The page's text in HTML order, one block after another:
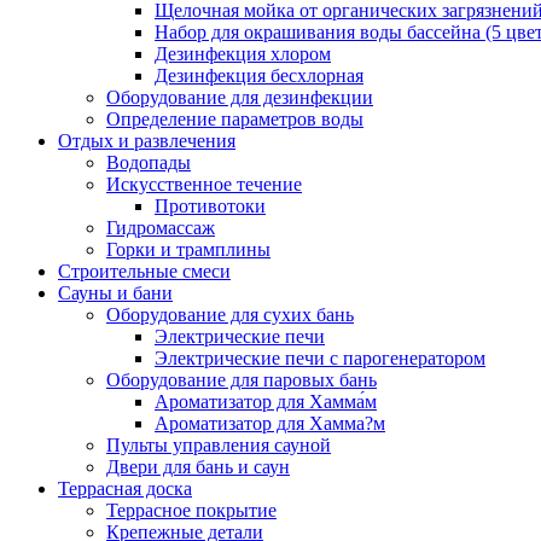
Щелочная мойка от органических загрязнений
Набор для окрашивания воды бассейна (5
Дезинфекция хлором
Дезинфекция бесхлорная
Оборудование для дезинфекции
Определение параметров воды
Отдых и развлечения
Водопады
Искусственное течение
Противотоки
Гидромассаж
Горки и трамплины
Строительные смеси
Сауны и бани
Оборудование для сухих бань
Электрические печи
Электрические печи с парогенератором
Оборудование для паровых бань
Ароматизатор для Хамма́м
Ароматизатор для Хамма?м
Пульты управления сауной
Двери для бань и саун
Террасная доска
Террасное покрытие
Крепежные детали